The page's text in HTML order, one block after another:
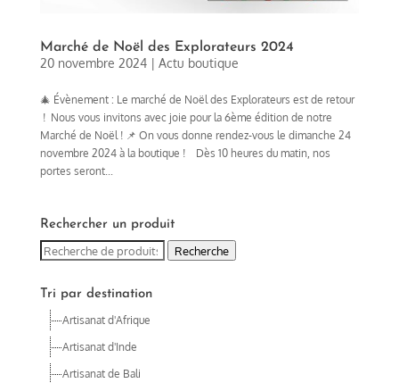
Marché de Noël des Explorateurs 2024
20 novembre 2024| Actu boutique
🎄 Évènement : Le marché de Noël des Explorateurs est de retour
! Nous vous invitons avec joie pour la 6ème édition de notre
Marché de Noël ! 📌 On vous donne rendez-vous le dimanche 24
novembre 2024 à la boutique ! Dès 10 heures du matin, nos
portes seront...
Rechercher un produit
Recherche
Recherche
Tri par destination
Artisanat d'Afrique
Artisanat d'Inde
Artisanat de Bali